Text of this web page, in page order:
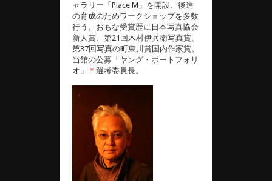
ャラリー「Place M」を開設、後進
の育成のためワークショップを多数
行う。おもな受賞歴に日本写真協会
新人賞、第21回木村伊兵衛写真賞、
第37回写真の町東川賞国内作家賞。
当館の公募「ヤング・ポートフォリ
オ」
＊ 選考委員長。